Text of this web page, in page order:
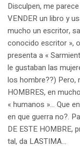
Disculpen, me
VENDER un libro y
mucho un escritor,
conocido escritor »,
presenta a «
le gustaban las
los hombre??) Pero,
HOMBRES, en
« humanos »… Que
en que guerra no?.
DE ESTE HOMBRE,
tal, da LASTIMA…